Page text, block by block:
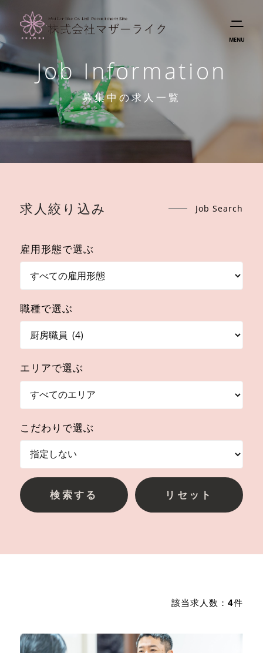
MENU
Job Information
募集中の求人一覧
求人絞り込み Job Search
雇用形態で選ぶ
職種で選ぶ
エリアで選ぶ
こだわりで選ぶ
該当求人数：4件